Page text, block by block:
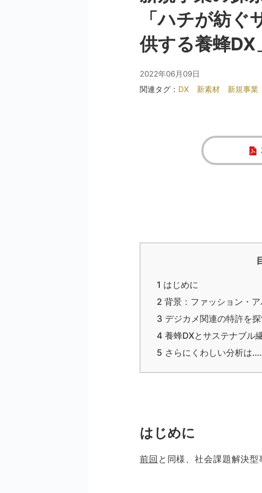
「ハチが紡
供する養蜂DX
2022年06月09日
関連タグ： DX 新素材 新規事業
1 はじめに
2 背景：ファッション・
3 デジカメ関連の特許を
4 養蜂DXとサステナブル
5 さらにくわしい分析は
はじめに
前回 と同様、社会課題解決